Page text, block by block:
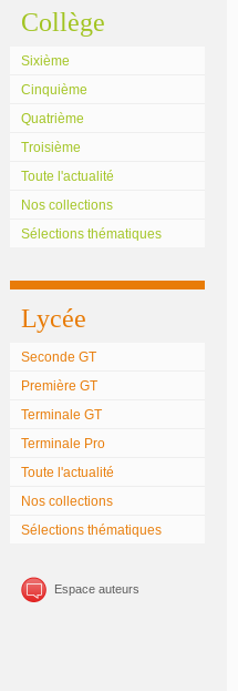
Collège
Sixième
Cinquième
Quatrième
Troisième
Toute l'actualité
Nos collections
Sélections thématiques
Lycée
Seconde GT
Première GT
Terminale GT
Terminale Pro
Toute l'actualité
Nos collections
Sélections thématiques
Espace auteurs